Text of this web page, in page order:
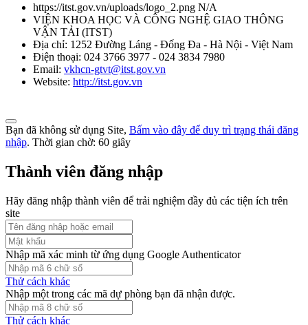
https://itst.gov.vn/uploads/logo_2.png N/A
VIỆN KHOA HỌC VÀ CÔNG NGHỆ GIAO THÔNG
VẬN TẢI (ITST)
Địa chỉ: 1252 Đường Láng - Đống Đa - Hà Nội - Việt Nam
Điện thoại: 024 3766 3977 - 024 3834 7980
Email: vkhcn-gtvt@itst.gov.vn
Website: http://itst.gov.vn
Bạn đã không sử dụng Site, Bấm vào đây để duy trì trạng thái đăng
nhập. Thời gian chờ: 60 giây
Thành viên đăng nhập
Hãy đăng nhập thành viên để trải nghiệm đầy đủ các tiện ích trên
site
Nhập mã xác minh từ ứng dụng Google Authenticator
Thử cách khác
Nhập một trong các mã dự phòng bạn đã nhận được.
Thử cách khác